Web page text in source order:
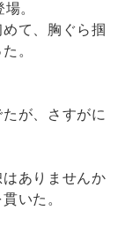
。
て、胸ぐら掴
。
が、さすがに
ありませんか
いた。